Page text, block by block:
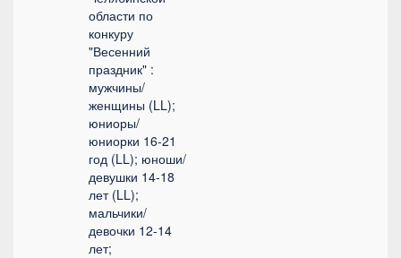
области по
конкуру
"Весенний
праздник" :
мужчины/
женщины (LL);
юниоры/
юниорки 16-21
год (LL); юноши/
девушки 14-18
лет (LL);
мальчики/
девочки 12-14
лет;